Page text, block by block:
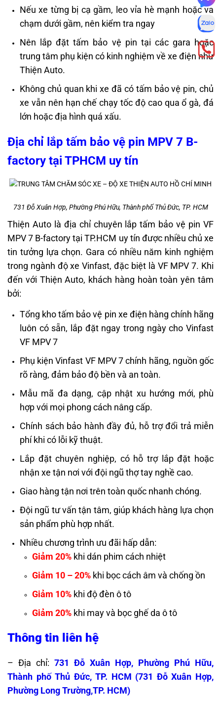
Nếu xe từng bị cạ gầm, leo vỉa hè mạnh hoặc va
chạm dưới gầm, nên kiểm tra ngay
Nên lắp đặt tấm bảo vệ pin tại các gara hoặc
trung tâm phụ kiện có kinh nghiệm về xe điện như
Thiện Auto.
Không chủ quan khi xe đã có tấm bảo vệ pin, chủ
xe vẫn nên hạn chế chạy tốc độ cao qua ổ gà, đá
lớn hoặc địa hình quá xấu.
Địa chỉ lắp tấm bảo vệ pin MPV 7 B-
factory tại TPHCM uy tín
731 Đỗ Xuân Hợp, Phường Phú Hữu, Thành phố Thủ Đức, TP. HCM
Thiện Auto là địa chỉ chuyên lắp tấm bảo vệ pin VF
MPV 7 B-factory tại TP.HCM uy tín được nhiều chủ xe
tin tưởng lựa chọn. Gara có nhiều năm kinh nghiệm
trong ngành độ xe Vinfast, đặc biệt là VF MPV 7. Khi
đến với Thiện Auto, khách hàng hoàn toàn yên tâm
bởi:
Tổng kho tấm bảo vệ pin xe điện hàng chính hãng
luôn có sẵn, lắp đặt ngay trong ngày cho Vinfast
VF MPV 7
Phụ kiện Vinfast VF MPV 7 chính hãng, nguồn gốc
rõ ràng, đảm bảo độ bền và an toàn.
Mẫu mã đa dạng, cập nhật xu hướng mới, phù
hợp với mọi phong cách nâng cấp.
Chính sách bảo hành đầy đủ, hỗ trợ đổi trả miễn
phí khi có lỗi kỹ thuật.
Lắp đặt chuyên nghiệp, có hỗ trợ lắp đặt hoặc
nhận xe tận nơi với đội ngũ thợ tay nghề cao.
Giao hàng tận nơi trên toàn quốc nhanh chóng.
Đội ngũ tư vấn tận tâm, giúp khách hàng lựa chọn
sản phẩm phù hợp nhất.
Nhiều chương trình ưu đãi hấp dẫn:
Giảm 20% khi dán phim cách nhiệt
Giảm 10 – 20% khi bọc cách âm và chống ồn
Giảm 10% khi độ đèn ô tô
Giảm 20% khi may và bọc ghế da ô tô
Thông tin liên hệ
– Địa chỉ: 731 Đỗ Xuân Hợp, Phường Phú Hữu,
Thành phố Thủ Đức, TP. HCM (731 Đỗ Xuân Hợp,
Phường Long Trường,TP. HCM)